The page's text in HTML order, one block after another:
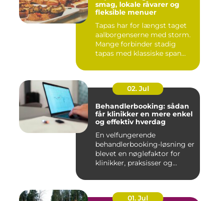
smag, lokale råvarer og
fleksible menuer
Tapas har for længst taget
aalborgenserne med storm.
Mange forbinder stadig
tapas med klassiske span...
02. Jul
Behandlerbooking: sådan
får klinikker en mere enkel
og effektiv hverdag
En velfungerende
behandlerbooking-løsning er
blevet en nøglefaktor for
klinikker, praksisser og
01. Jul